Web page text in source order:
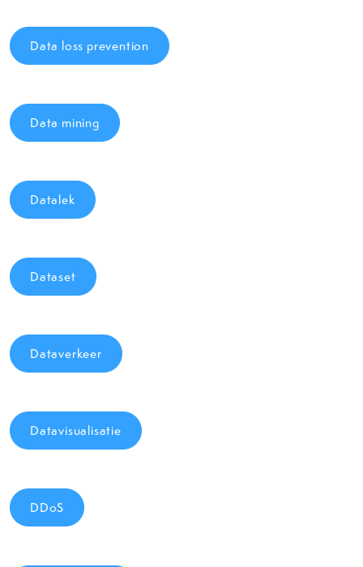
Data loss prevention
Data mining
Datalek
Dataset
Dataverkeer
Datavisualisatie
DDoS